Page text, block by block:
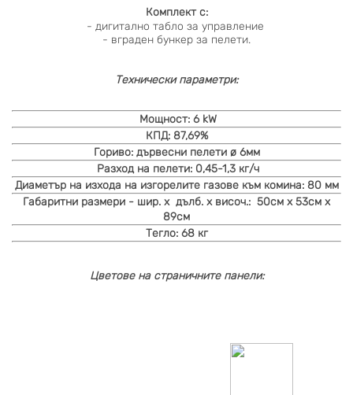
Комплект с:
- дигитално табло за управление
- вграден бункер за пелети.
Технически параметри:
Мощност: 6 kW
КПД:87,69%
Гориво: дървесни пелети ø 6мм
Разход на пелети: 0,45-1,3 кг/ч
Диаметър на изхода на изгорелите газове към комина: 80 мм
Габаритни размери - шир. х дълб. х височ.: 50см х 53см х
89см
Тегло: 68 кг
Цветове на страничните панели: